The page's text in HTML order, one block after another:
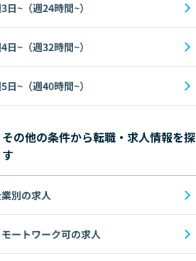
日~（週24時間~）
日~（週32時間~）
日~（週40時間~）
その他の条件から転職・求人情報を探
す
別の求人
モートワーク可の求人